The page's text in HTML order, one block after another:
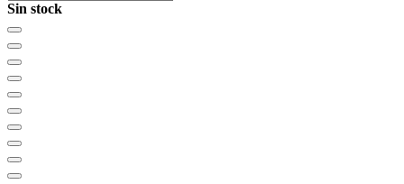
Sin stock